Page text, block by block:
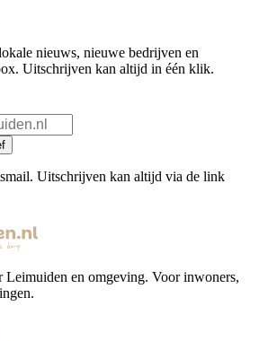
nieuws, nieuwe bedrijven en
Uitschrijven kan altijd in één klik.
Uitschrijven kan altijd via de link
en omgeving. Voor inwoners,